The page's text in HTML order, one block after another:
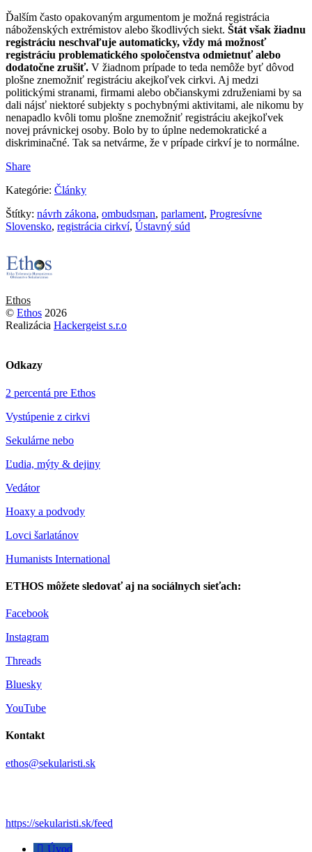
Ďalším často opakovaným argumentom je možná registrácia
náboženských extrémistov alebo škodlivých siekt. Štát však žiadnu
registráciu neschvaľuje automaticky, vždy má možnosť
registráciu problematického spoločenstva odmietnuť alebo
dodatočne zrušiť. V žiadnom prípade to teda nemôže byť dôvod
plošne znemožniť registráciu akejkoľvek cirkvi. Aj medzi
politickými stranami, firmami alebo občianskymi združeniami by sa
dali nájsť niektoré subjekty s pochybnými aktivitami, ale nikomu by
nenapadlo kvôli tomu plošne znemožniť registráciu akejkoľvek
novej právnickej osoby. Bolo by to úplne nedemokratické a
diskriminačné. Tak sa netvárme, že v prípade cirkví je to normálne.
Share
Kategórie: Články
Štítky: návrh zákona, ombudsman, parlament, Progresívne
Slovensko, registrácia cirkví, Ústavný súd
Ethos
© Ethos 2026
Realizácia Hackergeist s.r.o
Odkazy
2 percentá pre Ethos
Vystúpenie z cirkvi
Sekulárne nebo
Ľudia, mýty & dejiny
Vedátor
Hoaxy a podvody
Lovci šarlatánov
Humanists International
ETHOS môžete sledovať aj na sociálnych sieťach:
Facebook
Instagram
Threads
Bluesky
YouTube
Kontakt
ethos@sekularisti.sk
https://sekularisti.sk/feed
Úvod